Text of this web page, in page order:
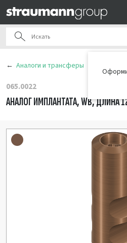
Аналоги и трансферы
065.0022
АНАЛОГ ИМПЛАНТАТА, WB, ДЛИНА